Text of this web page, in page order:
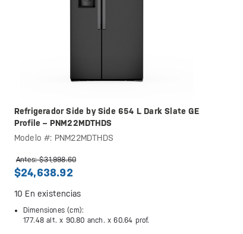
Refrigerador Side by Side 654 L Dark Slate GE
Profile – PNM22MDTHDS
Modelo #: PNM22MDTHDS
Antes: $31,998.60
$24,638.92
10 En existencias
Dimensiones (cm):
177.48 alt. x 90.80 anch. x60.64 prof.